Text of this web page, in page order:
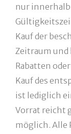
nur innerhalb
Kauf der
Zeitraum
Rabatten
Kauf des
ist lediglich
Vorrat reicht
möglich. Alle